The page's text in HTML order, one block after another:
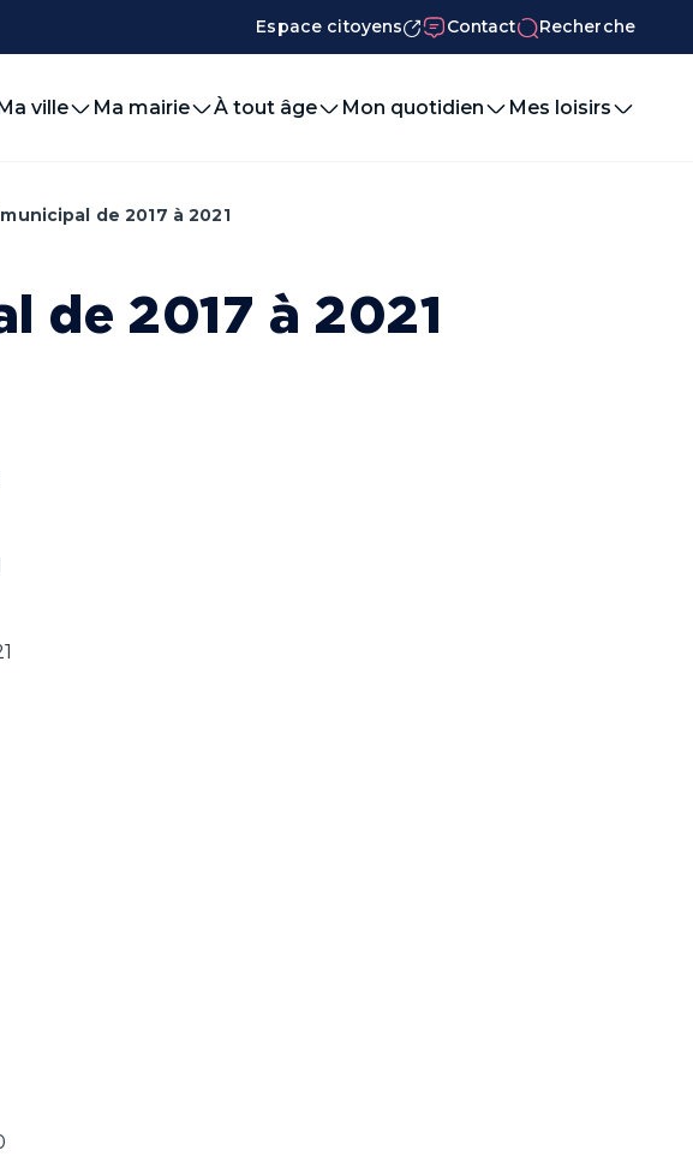
Espace citoyens Contact Recherche
ville Ma mairie À tout âge Mon quotidien Mes loisirs
de 2017 à 2021
de 2017 à 2021